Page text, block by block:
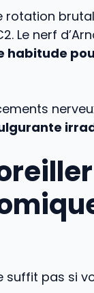
rotation
Le nerf
habitude
suffit pas si